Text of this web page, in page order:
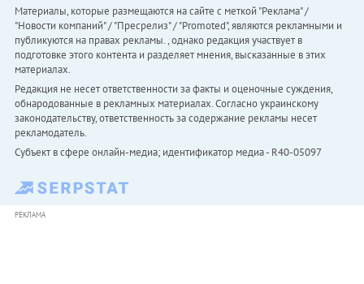
Материалы, которые размещаются на сайте с меткой "Реклама" /
"Новости компаний" / "Пресрелиз" / "Promoted", являются рекламными и
публикуются на правах рекламы. , однако редакция участвует в
подготовке этого контента и разделяет мнения, высказанные в этих
материалах.
Редакция не несет ответственности за факты и оценочные суждения,
обнародованные в рекламных материалах. Согласно украинскому
законодательству, ответственность за содержание рекламы несет
рекламодатель.
Субъект в сфере онлайн-медиа; идентификатор медиа - R40-05097
РЕКЛАМА